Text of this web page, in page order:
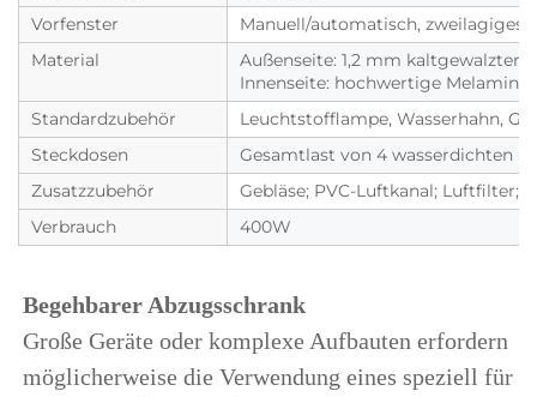
Vorfenster
Manuell/automatisch, zweilagiges
Material
Außenseite: 1,2 mm kaltgewalzter
Innenseite: hochwertige
Standardzubehör
Leuchtstofflampe, Wasserhahn,
Steckdosen
Gesamtlast von 4 wasserdichten
Zusatzzubehör
Gebläse; PVC-Luftkanal; Luftfilter;
Verbrauch
400W
Begehbarer Abzugsschrank
Große Geräte oder komplexe Aufbauten erfordern
möglicherweise die Verwendung eines speziell für